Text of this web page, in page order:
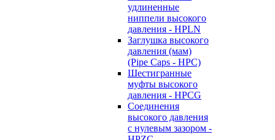
удлиненные
ниппели высокого
давления - HPLN
Заглушка высокого
давления (мам)
(Pipe Caps - HPC)
Шестигранные
муфты высокого
давления - HPCG
Соединения
высокого давления
с нулевым зазором -